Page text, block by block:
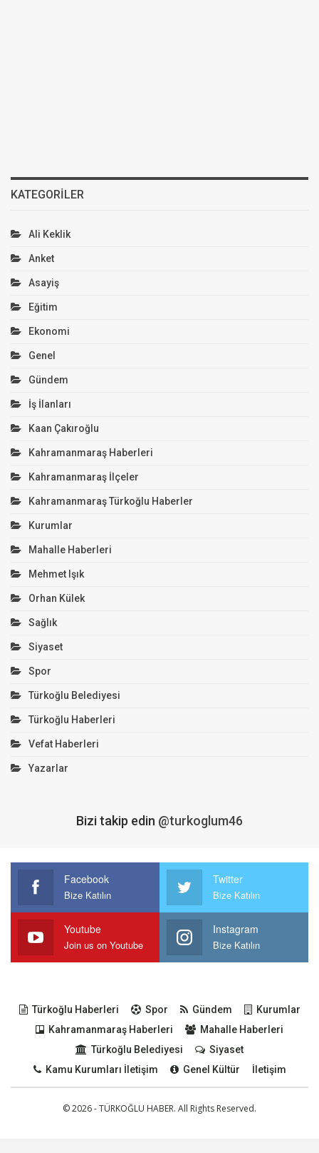
KATEGORILER
Ali Keklik
Anket
Asayiş
Eğitim
Ekonomi
Genel
Gündem
İş İlanları
Kaan Çakıroğlu
Kahramanmaraş Haberleri
Kahramanmaraş İlçeler
Kahramanmaraş Türkoğlu Haberler
Kurumlar
Mahalle Haberleri
Mehmet Işık
Orhan Külek
Sağlık
Siyaset
Spor
Türkoğlu Belediyesi
Türkoğlu Haberleri
Vefat Haberleri
Yazarlar
Bizi takip edin @turkoglum46
Facebook
Bize Katılın
Twitter
Bize Katılın
Youtube
Join us on Youtube
Instagram
Bize Katılın
Türkoğlu Haberleri Spor Gündem
Kurumlar
Kahramanmaraş Haberleri
Mahalle Haberleri
Türkoğlu Belediyesi
Siyaset
Kamu Kurumları İletişim
Genel Kültür İletişim
© 2026 - TÜRKOĞLU HABER. All Rights Reserved.